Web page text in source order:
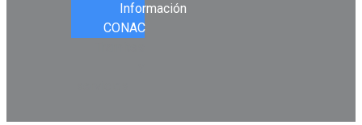
Información
CONAC